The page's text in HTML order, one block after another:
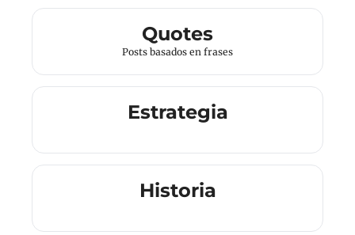
Quotes
Posts basados en frases
Estrategia
Historia